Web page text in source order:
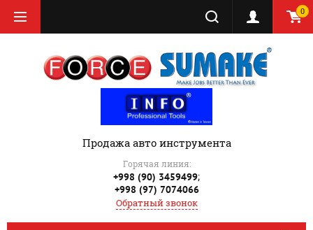
0
Продажа авто инструмента
Горячая линия:
+998 (90) 3459499;
+998 (97) 7074066
Обратный звонок